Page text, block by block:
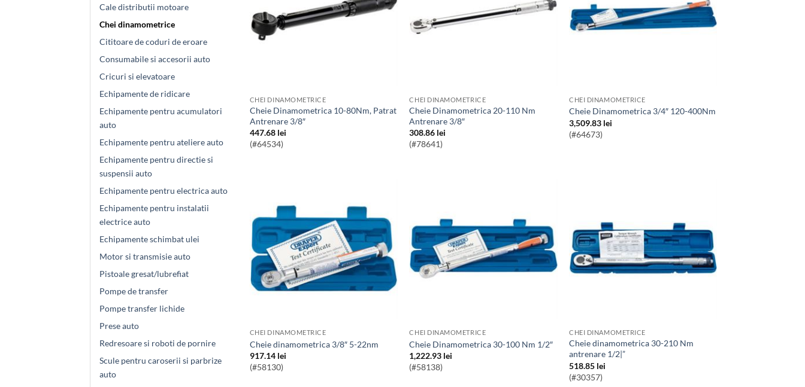
Cale distributii motoare
Chei dinamometrice
Cititoare de coduri de eroare
Consumabile si accesorii auto
Cricuri si elevatoare
Echipamente de ridicare
Echipamente pentru acumulatori
auto
Echipamente pentru ateliere auto
Echipamente pentru directie si
suspensii auto
Echipamente pentru electrica auto
Echipamente pentru instalatii
electrice auto
Echipamente schimbat ulei
Motor si transmisie auto
Pistoale gresat/lubrefiat
Pompe de transfer
Pompe transfer lichide
Prese auto
Redresoare si roboti de pornire
Scule pentru caroserii si parbrize
auto
CHEI DINAMOMETRICE
Cheie Dinamometrica 10-80Nm, Patrat
Antrenare 3/8″
447.68 lei
(#64534)
CHEI DINAMOMETRICE
Cheie Dinamometrica 20-110 Nm
Antrenare 3/8″
308.86 lei
(#78641)
CHEI DINAMOMETRICE
Cheie Dinamometrica 3/4″ 120-400Nm
3,509.83 lei
(#64673)
CHEI DINAMOMETRICE
Cheie dinamometrica 3/8″ 5-22nm
917.14 lei
(#58130)
CHEI DINAMOMETRICE
Cheie Dinamometrica 30-100 Nm 1/2″
1,222.93 lei
(#58138)
CHEI DINAMOMETRICE
Cheie dinamometrica 30-210 Nm
antrenare 1/2|”
518.85 lei
(#30357)